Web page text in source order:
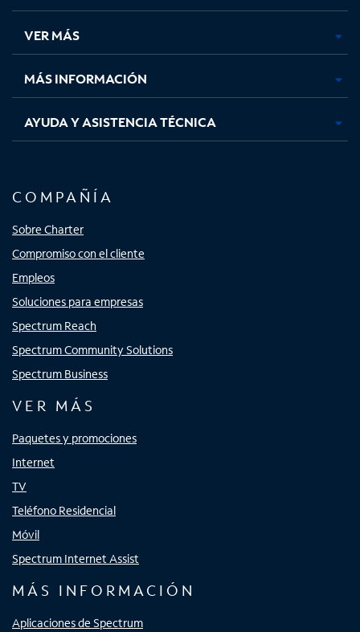
en
pestaña
nueva
en
pestaña
nueva
en
pestaña
nueva
en
nueva
VER MÁS
MÁS INFORMACIÓN
AYUDA Y ASISTENCIA TÉCNICA
COMPAÑÍA
Sobre Charter
Compromiso con el cliente
Empleos
Soluciones para empresas
Spectrum Reach
Spectrum Community Solutions
Spectrum Business
VER MÁS
Paquetes y promociones
Internet
TV
Teléfono Residencial
Móvil
Spectrum Internet Assist
MÁS INFORMACIÓN
Aplicaciones de Spectrum